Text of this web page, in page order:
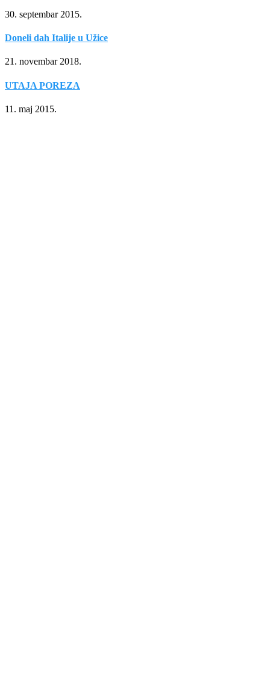
30. septembar 2015.
Doneli dah Italije u Užice
21. novembar 2018.
UTAJA POREZA
11. maj 2015.